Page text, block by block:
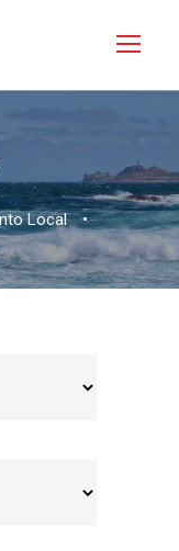
Local •